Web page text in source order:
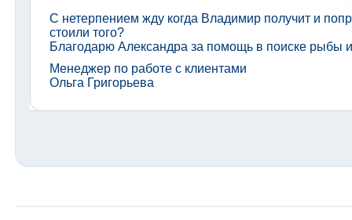
С нетерпением жду когда Владимир получит и
стоили того?
Благодарю Александра за помощь в поиске рыбы
Менеджер по работе с клиентами
Ольга Григорьева